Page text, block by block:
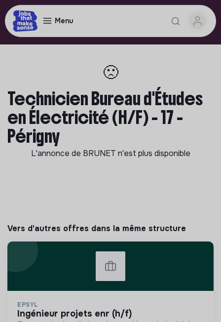
Menu
🙁
Technicien Bureau d'Études
en Électricité (H/F) - 17 -
Périgny
L'annonce de BRUNET n'est plus disponible
Vers d'autres offres dans la même structure
EPSYL
ingénieur projets enr (h/f)